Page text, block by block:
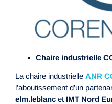
Chaire industrielle
La chaire industrielle ANR
l’aboutissement d’un
elm.leblanc et IMT Nord